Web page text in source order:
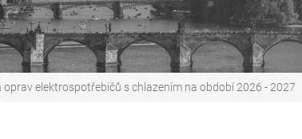
elektrospotřebičů s chlazením na období 2026 - 2027